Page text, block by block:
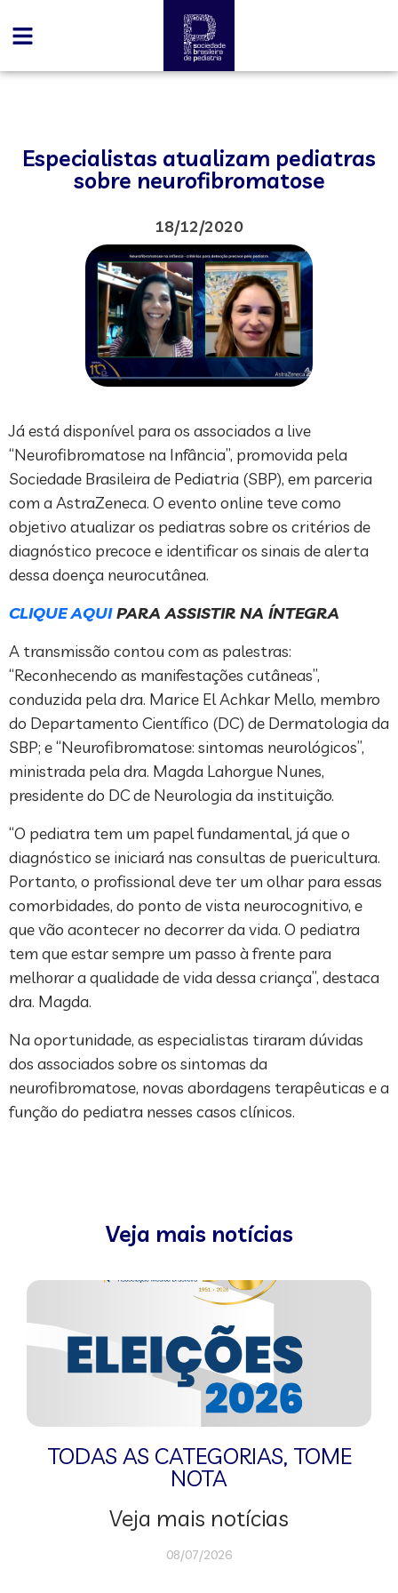
Especialistas atualizam pediatras
sobre neurofibromatose
18/12/2020
Já está disponível para os associados a live
“Neurofibromatose na Infância”, promovida pela
Sociedade Brasileira de Pediatria (SBP), em parceria
com a AstraZeneca. O evento online teve como
objetivo atualizar os pediatras sobre os critérios de
diagnóstico precoce e identificar os sinais de alerta
dessa doença neurocutânea.
CLIQUE AQUIPARA ASSISTIR NA ÍNTEGRA
A transmissão contou com as palestras:
“Reconhecendo as manifestações cutâneas”,
conduzida pela dra. Marice El Achkar Mello, membro
do Departamento Científico (DC) de Dermatologia da
SBP; e “Neurofibromatose: sintomas neurológicos”,
ministrada pela dra. Magda Lahorgue Nunes,
presidente do DC de Neurologia da instituição.
“O pediatra tem um papel fundamental, já que o
diagnóstico se iniciará nas consultas de puericultura.
Portanto, o profissional deve ter um olhar para essas
comorbidades, do ponto de vista neurocognitivo, e
que vão acontecer no decorrer da vida. O pediatra
tem que estar sempre um passo à frente para
melhorar a qualidade de vida dessa criança”, destaca
dra. Magda.
Na oportunidade, as especialistas tiraram dúvidas
dos associados sobre os sintomas da
neurofibromatose, novas abordagens terapêuticas e a
função do pediatra nesses casos clínicos.
Veja mais notícias
TODAS AS CATEGORIAS, TOME
NOTA
Veja mais notícias
08/07/2026